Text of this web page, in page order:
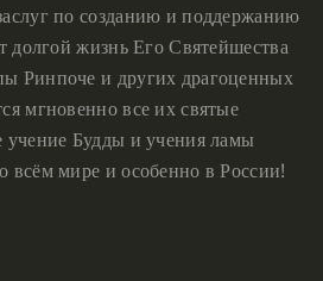
по созданию и поддержанию
долгой жизнь Его Святейшества
Ринпоче и других драгоценных
мгновенно все их святые
учение Будды и учения ламы
всём мире и особенно в России!